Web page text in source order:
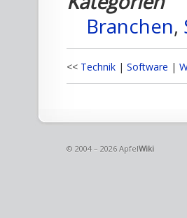
Branchen,
<< Technik | Software |
© 2004 – 2026 ApfelWiki